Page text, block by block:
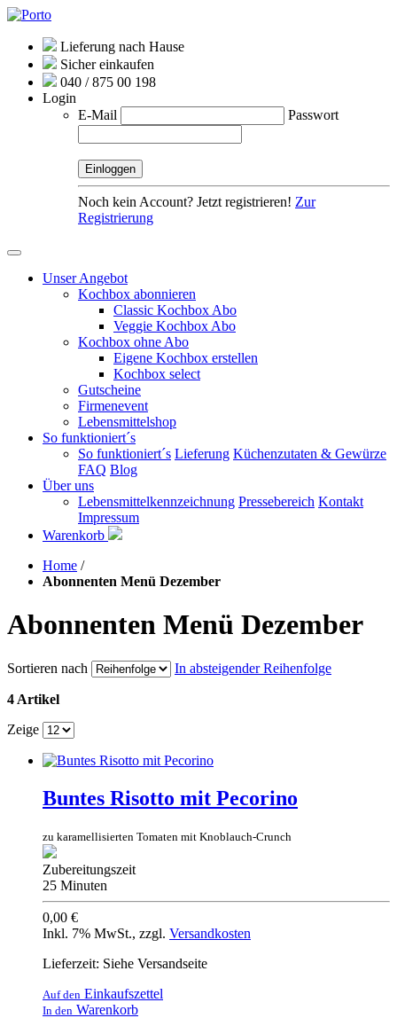
Lieferung nach Hause
Sicher einkaufen
040 / 875 00 198
Login
E-Mail
Passwort
Noch kein Account? Jetzt registrieren! Zur
Registrierung
Unser Angebot
Kochbox abonnieren
Classic Kochbox Abo
Veggie Kochbox Abo
Kochbox ohne Abo
Eigene Kochbox erstellen
Kochbox select
Gutscheine
Firmenevent
Lebensmittelshop
So funktioniert´s
So funktioniert´s Lieferung Küchenzutaten & Gewürze
FAQ Blog
Über uns
Lebensmittelkennzeichnung Pressebereich Kontakt
Impressum
Warenkorb
Home /
Abonnenten Menü Dezember
Abonnenten Menü Dezember
Sortieren nach In absteigender Reihenfolge
4 Artikel
Zeige
Buntes Risotto mit Pecorino
zu karamellisierten Tomaten mit Knoblauch-Crunch
Zubereitungszeit
25 Minuten
0,00 €
Inkl. 7% MwSt., zzgl. Versandkosten
Lieferzeit: Siehe Versandseite
Auf den Einkaufszettel
In den Warenkorb